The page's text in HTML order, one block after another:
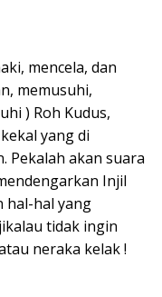
mencela, dan
memusuhi,
) Roh Kudus,
yang di
Pekalah akan suara
Injil
hal-hal yang
tidak ingin
neraka kelak !